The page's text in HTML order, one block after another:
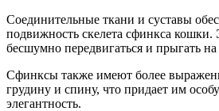
Соединительные ткани и суставы
подвижность скелета сфинкса кошки.
бесшумно передвигаться и прыгать
Сфинксы также имеют более
грудину и спину, что придает им
элегантность.